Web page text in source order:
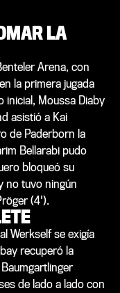
LA
Arena, con
la primera jugada
inicial, Moussa Diaby
asistió a Kai
de Paderborn la
Bellarabi pudo
bloqueó su
no tuvo ningún
(4').
Werkself se exigía
recuperó la
de lado a lado con